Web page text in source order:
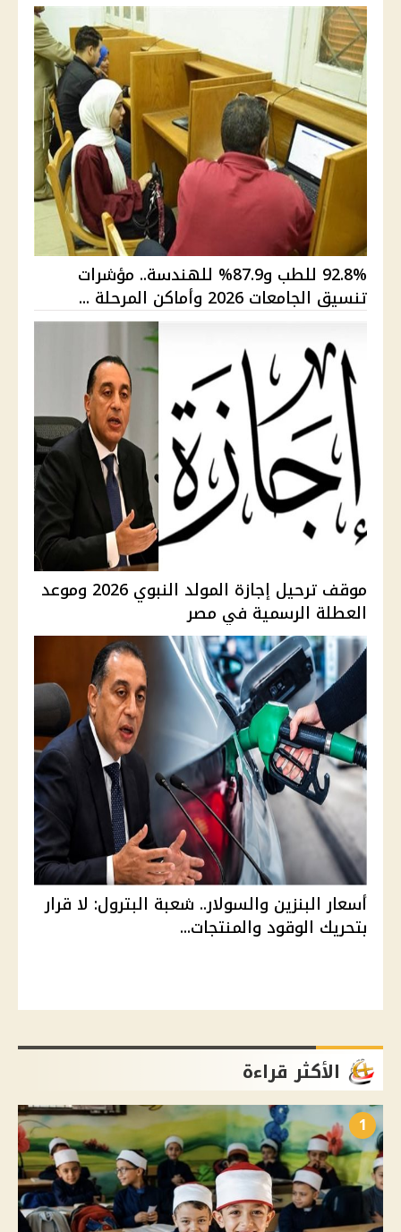
92.8% للطب و87.9% للهندسة.. مؤشرات
تنسيق الجامعات 2026 وأماكن المرحلة ...
موقف ترحيل إجازة المولد النبوي 2026 وموعد
العطلة الرسمية في مصر
أسعار البنزين والسولار.. شعبة البترول: لا قرار
بتحريك الوقود والمنتجات...
الأكثر قراءة
1